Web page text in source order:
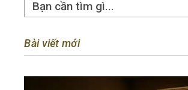
Bài viết mới